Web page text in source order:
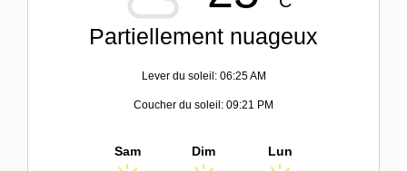
Partiellement nuageux
Lever du soleil: 06:25 AM
Coucher du soleil: 09:21 PM
Sam Dim Lun